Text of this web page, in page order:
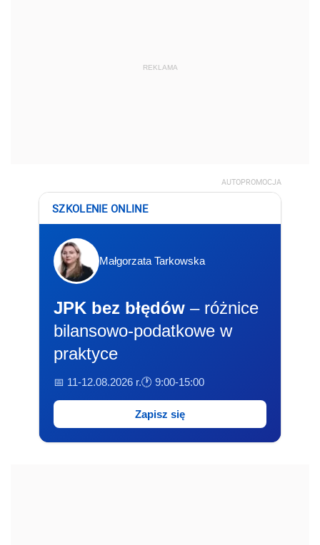
REKLAMA
AUTOPROMOCJA
SZKOLENIE ONLINE
Małgorzata Tarkowska
JPK bez błędów – różnice
bilansowo-podatkowe w
praktyce
📅 11-12.08.2026 r.🕐 9:00-15:00
Zapisz się